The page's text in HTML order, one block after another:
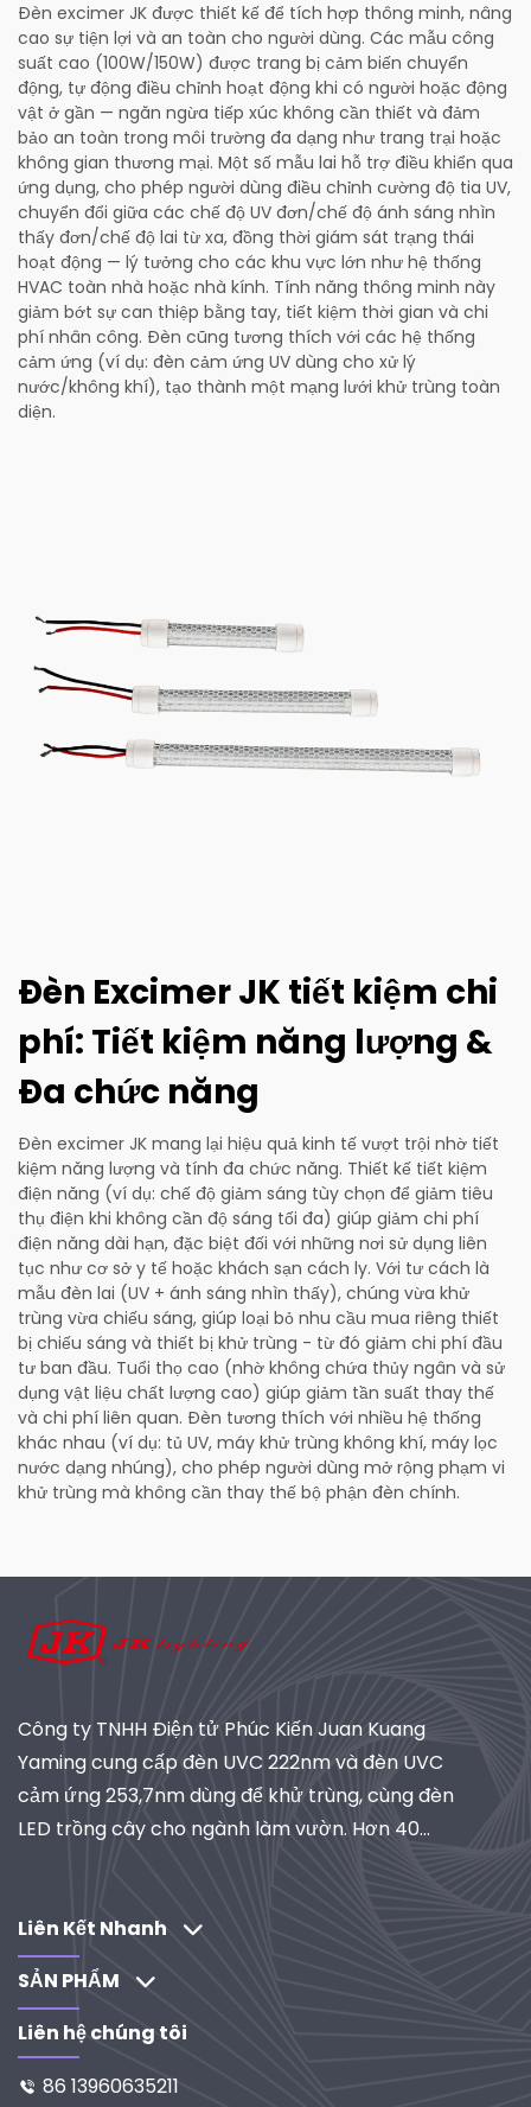
Đèn excimer JK được thiết kế để tích hợp thông minh, nâng
cao sự tiện lợi và an toàn cho người dùng. Các mẫu công
suất cao (100W/150W) được trang bị cảm biến chuyển
động, tự động điều chỉnh hoạt động khi có người hoặc động
vật ở gần — ngăn ngừa tiếp xúc không cần thiết và đảm
bảo an toàn trong môi trường đa dạng như trang trại hoặc
không gian thương mại. Một số mẫu lai hỗ trợ điều khiển qua
ứng dụng, cho phép người dùng điều chỉnh cường độ tia UV,
chuyển đổi giữa các chế độ UV đơn/chế độ ánh sáng nhìn
thấy đơn/chế độ lai từ xa, đồng thời giám sát trạng thái
hoạt động — lý tưởng cho các khu vực lớn như hệ thống
HVAC toàn nhà hoặc nhà kính. Tính năng thông minh này
giảm bớt sự can thiệp bằng tay, tiết kiệm thời gian và chi
phí nhân công. Đèn cũng tương thích với các hệ thống
cảm ứng (ví dụ: đèn cảm ứng UV dùng cho xử lý
nước/không khí), tạo thành một mạng lưới khử trùng toàn
diện.
Đèn Excimer JK tiết kiệm chi
phí: Tiết kiệm năng lượng &
Đa chức năng
Đèn excimer JK mang lại hiệu quả kinh tế vượt trội nhờ tiết
kiệm năng lượng và tính đa chức năng. Thiết kế tiết kiệm
điện năng (ví dụ: chế độ giảm sáng tùy chọn để giảm tiêu
thụ điện khi không cần độ sáng tối đa) giúp giảm chi phí
điện năng dài hạn, đặc biệt đối với những nơi sử dụng liên
tục như cơ sở y tế hoặc khách sạn cách ly. Với tư cách là
mẫu đèn lai (UV + ánh sáng nhìn thấy), chúng vừa khử
trùng vừa chiếu sáng, giúp loại bỏ nhu cầu mua riêng thiết
bị chiếu sáng và thiết bị khử trùng - từ đó giảm chi phí đầu
tư ban đầu. Tuổi thọ cao (nhờ không chứa thủy ngân và sử
dụng vật liệu chất lượng cao) giúp giảm tần suất thay thế
và chi phí liên quan. Đèn tương thích với nhiều hệ thống
khác nhau (ví dụ: tủ UV, máy khử trùng không khí, máy lọc
nước dạng nhúng), cho phép người dùng mở rộng phạm vi
khử trùng mà không cần thay thế bộ phận đèn chính.
Công ty TNHH Điện tử Phúc Kiến Juan Kuang
Yaming cung cấp đèn UVC 222nm và đèn UVC
cảm ứng 253,7nm dùng để khử trùng, cùng đèn
LED trồng cây cho ngành làm vườn. Hơn 40
công nghiệp. Khám phá các giải pháp do R&D
thúc đẩy của chúng tôi.
Liên Kết Nhanh
SẢN PHẨM
Liên hệ chúng tôi
 86 13960635211